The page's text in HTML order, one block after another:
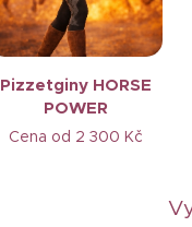
Pizzetginy HORSE
POWER
Cena od 2 300 Kč